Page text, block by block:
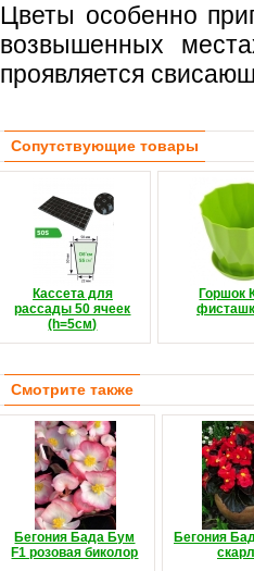
Цветы особенно
возвышенных
проявляется
Сопутствующие товары
Кассета для
рассады 50 ячеек
(h=5см)
Горшок
Смотрите также
Бегония Бада Бум
F1 розовая биколор
Бегония